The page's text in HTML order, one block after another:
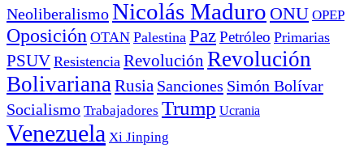
NeoliberalismoNicolás Maduro ONU OPEP
Oposición OTAN Palestina PazPetróleo Primarias
PSUV Resistencia Revolución Revolución
BolivarianaRusia Sanciones Simón Bolívar
Socialismo Trabajadores Trump Ucrania
Venezuela Xi Jinping